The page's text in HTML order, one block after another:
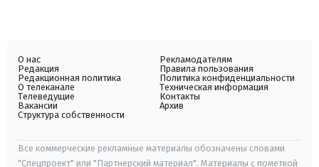
О нас
Редакция
Редакционная политика
О телеканале
Телеведущие
Вакансии
Структура собственности
Рекламодателям
Правила пользования
Политика конфиденциальности
Техническая информация
Контакты
Архив
Все коммерческие рекламные материалы обозначены словами
"Спецпроект" или "Партнерский материал". Материалы с пометкой